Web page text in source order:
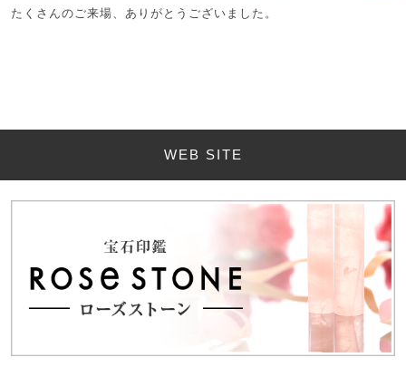
たくさんのご来場、ありがとうございました。
WEB SITE